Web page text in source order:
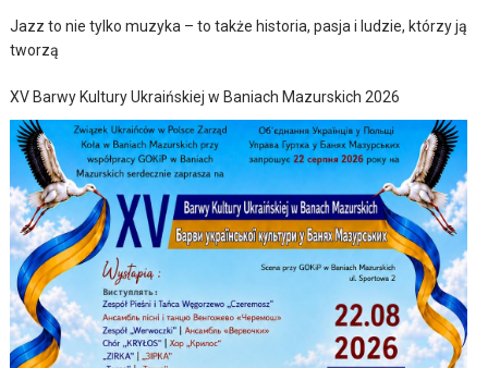
Jazz to nie tylko muzyka – to także historia, pasja i ludzie, którzy ją
tworzą
XV Barwy Kultury Ukraińskiej w Baniach Mazurskich 2026